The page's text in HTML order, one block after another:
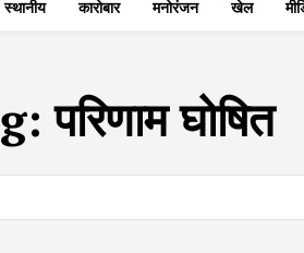
स्थानीय कारोबार मनोरंजन खेल
परिणाम घोषित